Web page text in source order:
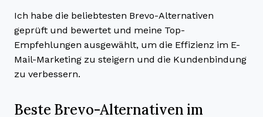
Ich habe die beliebtesten Brevo-Alternativen
geprüft und bewertet und meine Top-
Empfehlungen ausgewählt, um die Effizienz im E-
Mail-Marketing zu steigern und die Kundenbindung
zu verbessern.
Beste Brevo-Alternativen im